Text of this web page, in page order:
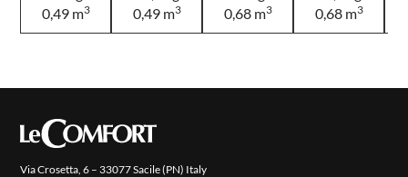
0,49 m3
0,49 m3
0,68 m3
0,68 m3
Via Crosetta, 6 – 33077 Sacile (PN) Italy